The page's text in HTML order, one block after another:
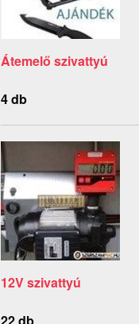
Átemelő szivattyú
4 db
12V szivattyú